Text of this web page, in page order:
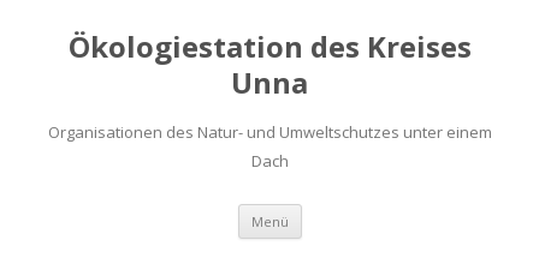
Ökologiestation des Kreises
Unna
Organisationen des Natur- und Umweltschutzes unter einem
Dach
Menü Zum
springen